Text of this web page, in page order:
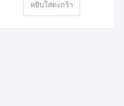
หยิบใส่ตะกร้า